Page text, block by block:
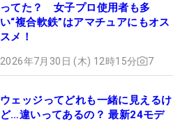
ってた？ 女子プロ使用者も多
い“複合軟鉄”はアマチュアにもオス
スメ！
2026年7月30日 (木) 12時15分 7
ウェッジってどれも一緒に見えるけ
ど…違いってあるの？ 最新24モデ